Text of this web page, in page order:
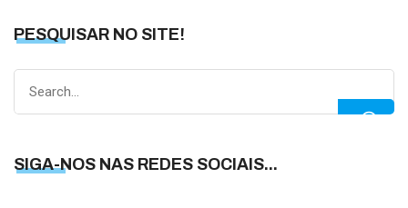
PESQUISAR NO SITE!
SIGA-NOS NAS REDES SOCIAIS...